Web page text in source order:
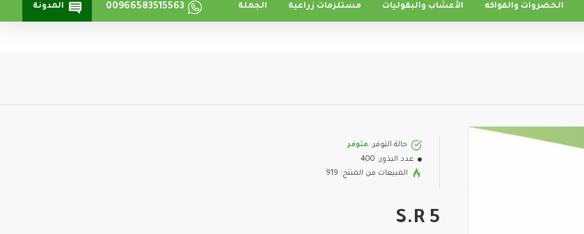
الخضروات والفواكه الأعشاب والبقوليات مستلزمات زراعية الجملة 00966583515563 المدونة
حالة التوفر: متوفر
عدد البذور: 400
المبيعات من المنتج: 919
S.R 5